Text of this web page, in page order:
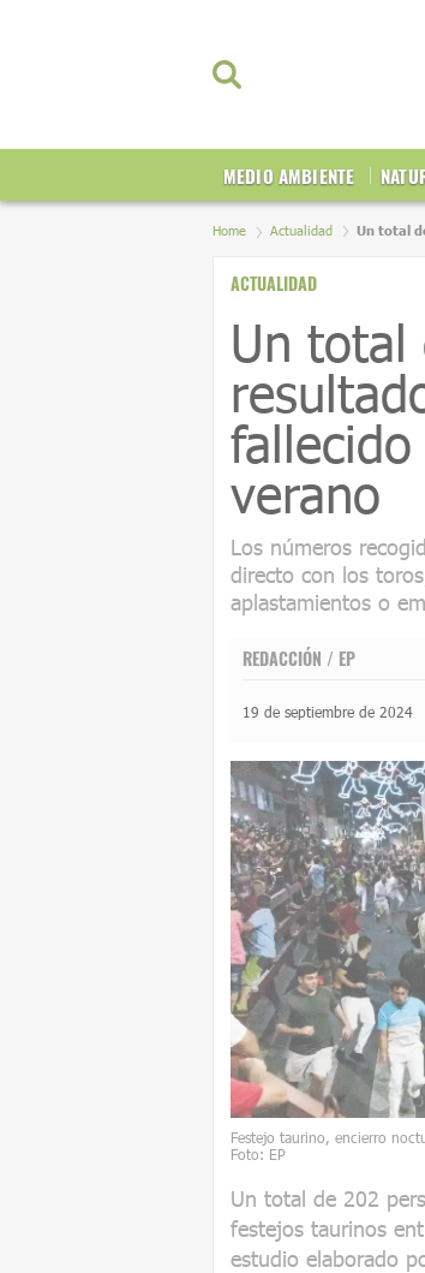
MEDIO AMBIENTE
Home Actualidad Un total
ACTUALIDAD
Un total
verano
Los números
directo con los
aplastamientos o
REDACCIÓN / EP
19 de septiembre de 2024
Festejo taurino, encierro
Foto: EP
Un total de 202
festejos taurinos
estudio elaborado